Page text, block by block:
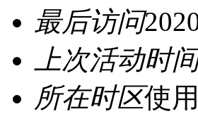
最后访问
上次活动时
所在时区使